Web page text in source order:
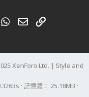
WhatsApp
電子郵件
連結
XenForo Ltd. | Style and
記憶體 25.18MB